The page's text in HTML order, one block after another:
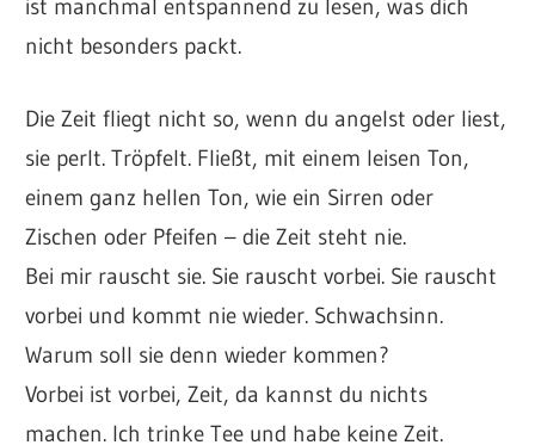
nicht besonders packt.
Die Zeit fliegt nicht so, wenn du angelst oder liest,
sie perlt. Tröpfelt. Fließt, mit einem leisen Ton,
einem ganz hellen Ton, wie ein Sirren oder
Zischen oder Pfeifen – die Zeit steht nie.
Bei mir rauscht sie. Sie rauscht vorbei. Sie rauscht
vorbei und kommt nie wieder. Schwachsinn.
Warum soll sie denn wieder kommen?
Vorbei ist vorbei, Zeit, da kannst du nichts
machen. Ich trinke Tee und habe keine Zeit.